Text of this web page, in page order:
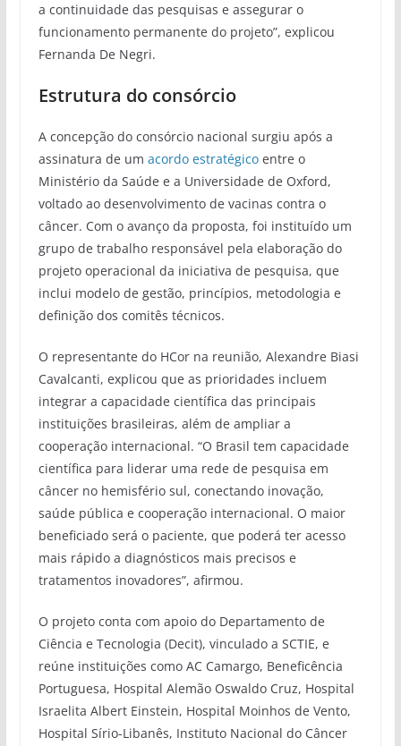
a continuidade das pesquisas e assegurar o
funcionamento permanente do projeto”, explicou
Fernanda De Negri.
Estrutura do consórcio
A concepção do consórcio nacional surgiu após a
assinatura de um acordo estratégico entre o
Ministério da Saúde e a Universidade de Oxford,
voltado ao desenvolvimento de vacinas contra o
câncer. Com o avanço da proposta, foi instituído um
grupo de trabalho responsável pela elaboração do
projeto operacional da iniciativa de pesquisa, que
inclui modelo de gestão, princípios, metodologia e
definição dos comitês técnicos.
O representante do HCor na reunião, Alexandre Biasi
Cavalcanti, explicou que as prioridades incluem
integrar a capacidade científica das principais
instituições brasileiras, além de ampliar a
cooperação internacional. “O Brasil tem capacidade
científica para liderar uma rede de pesquisa em
câncer no hemisfério sul, conectando inovação,
saúde pública e cooperação internacional. O maior
beneficiado será o paciente, que poderá ter acesso
mais rápido a diagnósticos mais precisos e
tratamentos inovadores”, afirmou.
O projeto conta com apoio do Departamento de
Ciência e Tecnologia (Decit), vinculado a SCTIE, e
reúne instituições como AC Camargo, Beneficência
Portuguesa, Hospital Alemão Oswaldo Cruz, Hospital
Israelita Albert Einstein, Hospital Moinhos de Vento,
Hospital Sírio-Libanês, Instituto Nacional do Câncer